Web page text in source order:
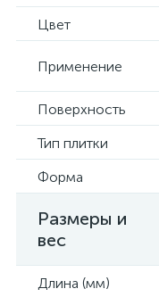
Цвет
Применение
Поверхность
Тип плитки
Форма
Размеры и
вес
Длина (мм)